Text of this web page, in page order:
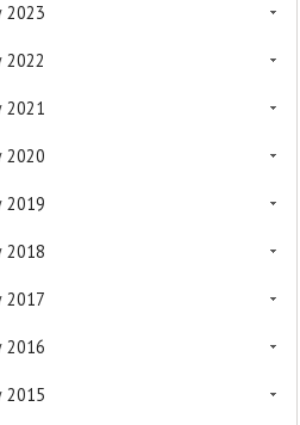
2023
2022
2021
2020
2019
2018
2017
2016
2015